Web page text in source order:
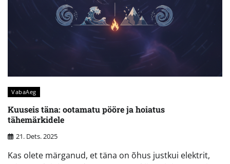
VabaAeg
Kuuseis täna: ootamatu pööre ja hoiatus
tähemärkidele
21. Dets. 2025
Kas olete märganud, et täna on õhus justkui elektrit,